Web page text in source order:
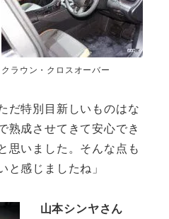
クラウン・クロスオーバー
だ特別目新しいものはな
熟成させてきて安心でき
思いました。そんな点も
と感じましたね」
山本シンヤさん